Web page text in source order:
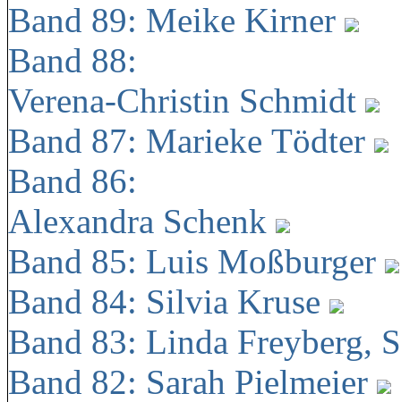
Band 89: Meike Kirner
Band 88:
Verena-Christin Schmidt
Band 87: Marieke Tödter
Band 86:
Alexandra Schenk
Band 85: Luis Moßburger
Band 84: Silvia Kruse
Band 83: Linda Freyberg,
Band 82: Sarah Pielmeier